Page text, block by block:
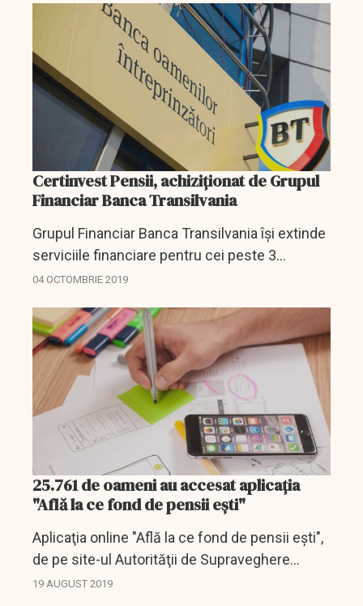
Certinvest Pensii, achiziționat de Grupul
Financiar Banca Transilvania
Grupul Financiar Banca Transilvania îşi extinde
serviciile financiare pentru cei peste 3
milioane de clienţi printr-o investiţie în
Asset Management...
04 OCTOMBRIE 2019
25.761 de oameni au accesat aplicația
"Află la ce fond de pensii eşti"
Aplicaţia online "Află la ce fond de pensii eşti",
de pe site-ul Autorităţii de Supraveghere
Financiară, a fost accesată, în primul
19 AUGUST 2019